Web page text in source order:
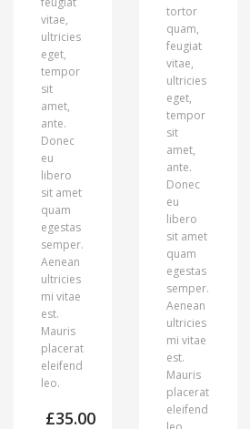
vitae,
ultricies
eget,
tempor
sit
amet,
ante.
Donec
eu
libero
sit amet
quam
egestas
semper.
Aenean
ultricies
mi vitae
est.
Mauris
placerat
eleifend
leo.
£35.00
tortor
quam,
feugiat
vitae,
ultricies
eget,
tempor
sit
amet,
ante.
Donec
eu
libero
sit amet
quam
egestas
semper.
Aenean
ultricies
mi vitae
est.
Mauris
placerat
eleifend